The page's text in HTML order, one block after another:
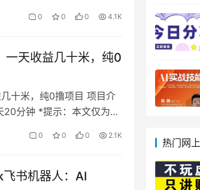
0 0 0 4.1K
一天收益几十米，纯0
十米，纯0撸项目 项目介
分钟 *提示：本文仅为课
0 0 0 2.1K
书机器人：AI
热门网